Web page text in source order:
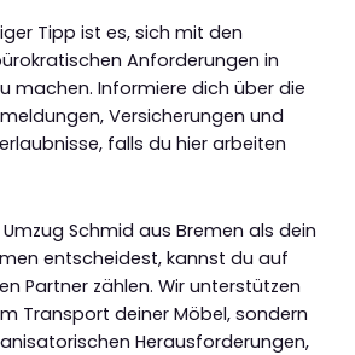
Tipp ist es, sich mit den
Anforderungen in
machen. Informiere dich über die
Versicherungen und
falls du hier arbeiten
Schmid aus Bremen als dein
entscheidest, kannst du auf
Partner zählen. Wir unterstützen
Transport deiner Möbel, sondern
Herausforderungen,